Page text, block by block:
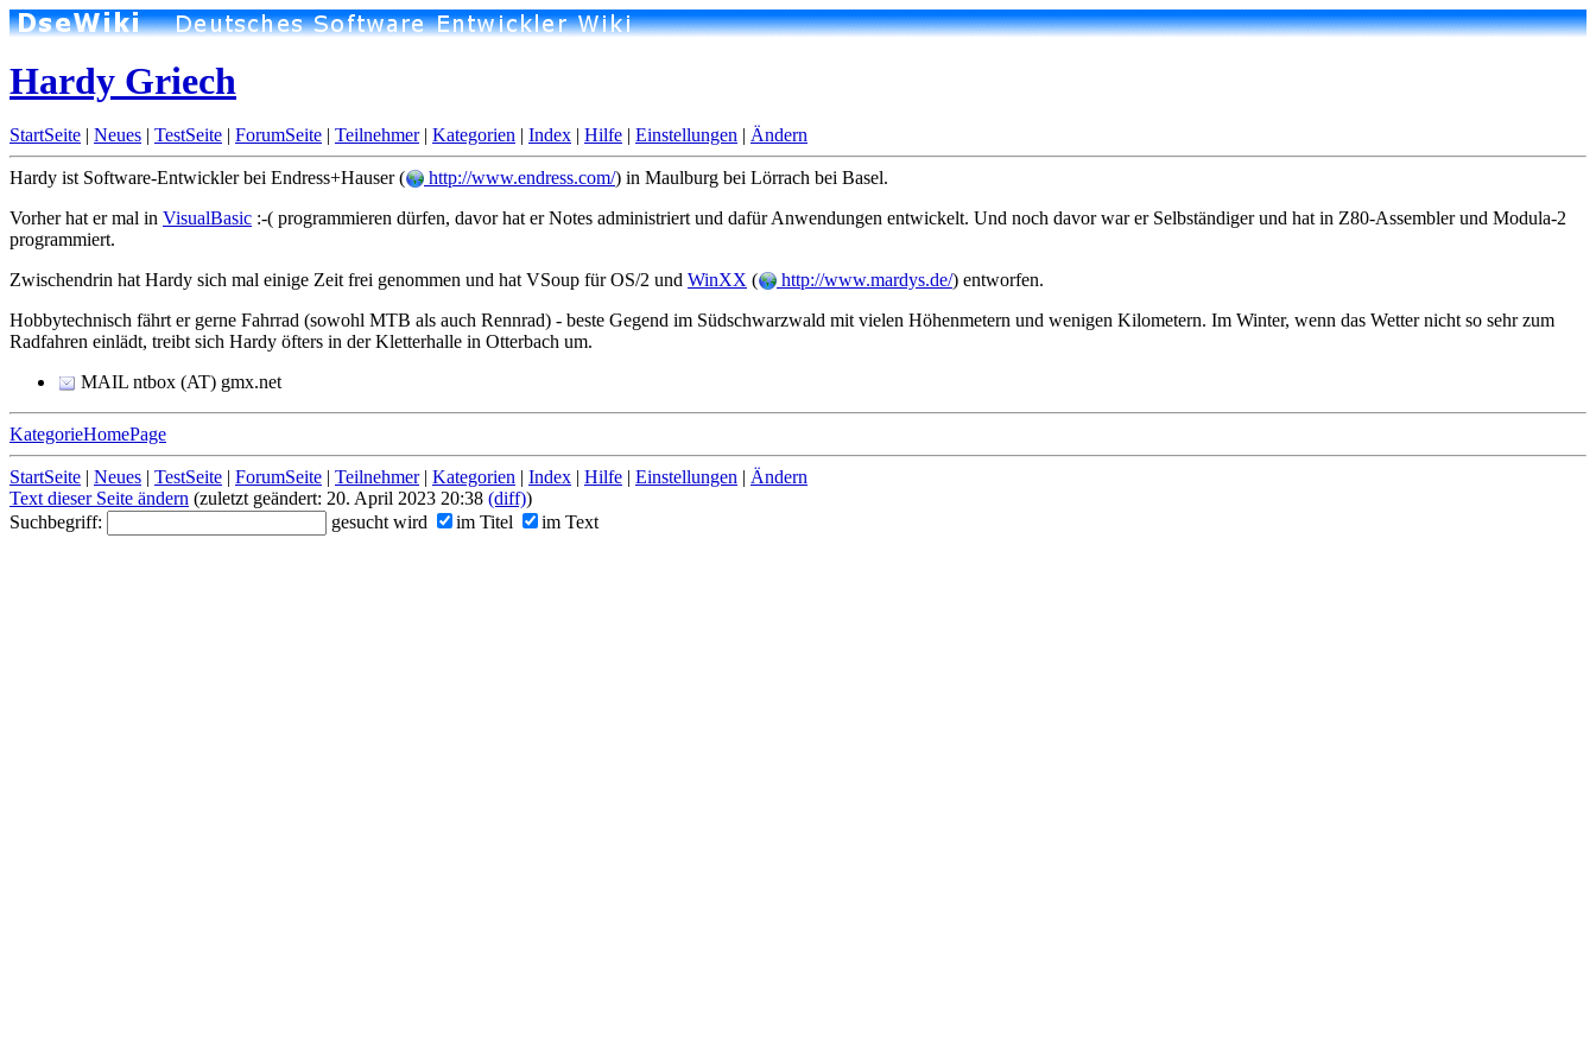
Hardy Griech
StartSeite | Neues | TestSeite | ForumSeite | Teilnehmer| Kategorien | Index | Hilfe | Einstellungen | Ändern
Hardy ist Software-Entwickler bei Endress+Hauser ( http://www.endress.com/) in Maulburg bei Lörrach bei Basel.
Vorher hat er mal in VisualBasic :-( programmieren dürfen, davor hat er Notes administriert und dafür Anwendungen entwickelt. Und noch davor war er Selbständiger und hat in Z80-Assembler und Modula-2
programmiert.
Zwischendrin hat Hardy sich mal einige Zeit frei genommen und hat VSoup für OS/2 und WinXX ( http://www.mardys.de/) entworfen.
Hobbytechnisch fährt er gerne Fahrrad (sowohl MTB als auch Rennrad) - beste Gegend im Südschwarzwald mit vielen Höhenmetern und wenigen Kilometern. Im Winter, wenn das Wetter nicht so sehr zum
Radfahren einlädt, treibt sich Hardy öfters in der Kletterhalle in Otterbach um.
MAIL ntbox (AT) gmx.net
KategorieHomePage
StartSeite | Neues | TestSeite | ForumSeite | Teilnehmer| Kategorien | Index | Hilfe | Einstellungen | Ändern
Text dieser Seite ändern (zuletzt geändert: 20. April 2023 20:38 (diff))
Suchbegriff:
gesucht wird im Titel im Text